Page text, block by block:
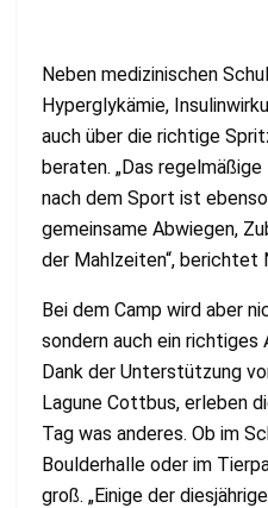
Neben medizinischen
Hyperglykämie,
auch über die richtige
beraten. „Das
nach dem Sport ist
gemeinsame Abwiegen,
der Mahlzeiten“, berichtet
Bei dem Camp wird aber
sondern auch ein
Dank der Unterstützung
Lagune Cottbus, erleben
Tag was anderes. Ob im
Boulderhalle oder im
groß. „Einige der